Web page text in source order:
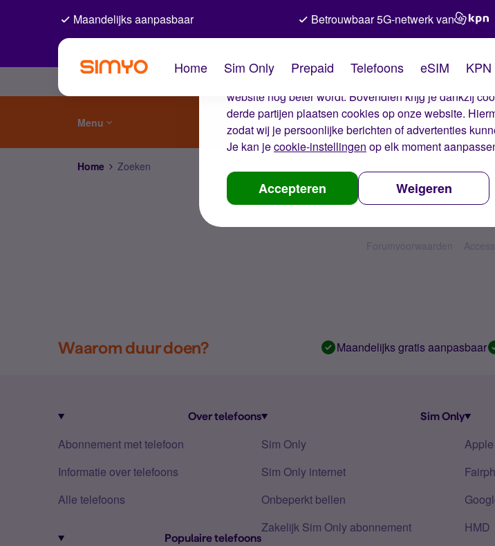
De cookies van Simyo
Wij gebruiken cookies op onze website. Met deze
website nog beter wordt. Bovendien krijg je dankzij
derde partijen plaatsen cookies op onze website.
zodat wij je persoonlijke berichten of advertenties
Je kan jecookie-instellingen op elk moment
Accepteren Weigeren
Maandelijks aanpasbaar Betrouwbaar 5G-netwerk van
Home Sim Only Prepaid Telefoons eSIM
Menu
Home Zoeken
Forumvoorwaarden
Waarom duur doen? Maandelijks gratis aanpasbaar
Over telefoons
Abonnement met telefoon
Informatie over telefoons
Alle telefoons
Populaire telefoons
Sim Only
Sim Only
Sim Only internet
Onbeperkt bellen
Zakelijk Sim Only abonnement
Apple
HMD